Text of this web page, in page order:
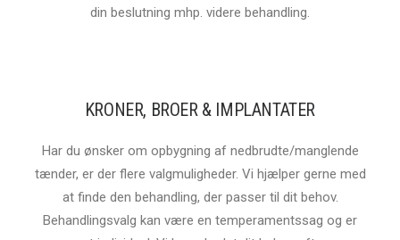
din beslutning mhp. videre behandling.
KRONER, BROER & IMPLANTATER
Har du ønsker om opbygning af nedbrudte/manglende
tænder, er der flere valgmuligheder. Vi hjælper gerne med
at finde den behandling, der passer til dit behov.
Behandlingsvalg kan være en temperamentssag og er